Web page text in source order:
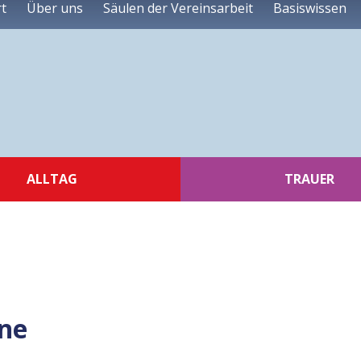
Über uns Säulen der Vereinsarbeit Basiswissen
ALLTAG TRAUER